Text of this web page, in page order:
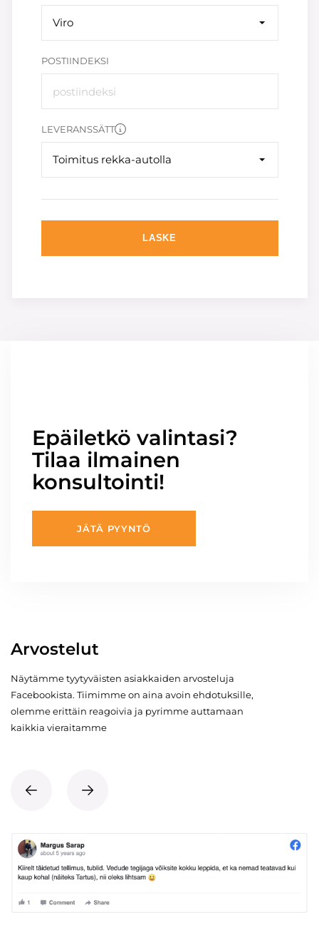
Viro
POSTIINDEKSI
LEVERANSSÄTT
Toimitus rekka-autolla
LASKE
Epäiletkö valintasi?
Tilaa ilmainen
konsultointi!
JÄTÄ PYYNTÖ
Arvostelut
Näytämme tyytyväisten asiakkaiden arvosteluja
Facebookista. Tiimimme on aina avoin ehdotuksille,
olemme erittäin reagoivia ja pyrimme auttamaan
kaikkia vieraitamme